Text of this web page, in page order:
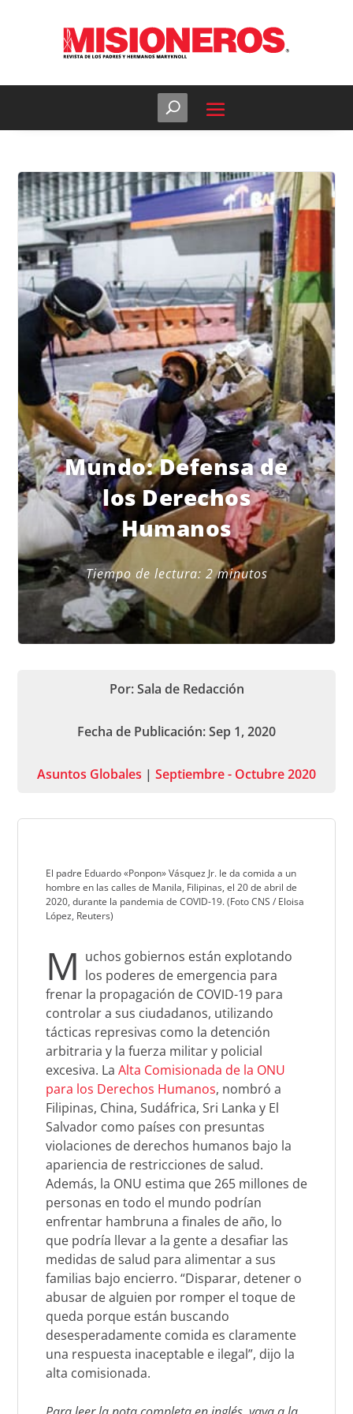
Mundo: Defensa de
los Derechos
Humanos
Tiempo de lectura: 2 minutos
Por: Sala de Redacción
Fecha de Publicación: Sep 1, 2020
Asuntos Globales | Septiembre - Octubre 2020
El padre Eduardo «Ponpon» Vásquez Jr. le da comida a un
hombre en las calles de Manila, Filipinas, el 20 de abril de
2020, durante la pandemia de COVID-19. (Foto CNS / Eloisa
López, Reuters)
M uchos gobiernos están explotando
los poderes de emergencia para
frenar la propagación de COVID-19 para
controlar a sus ciudadanos, utilizando
tácticas represivas como la detención
arbitraria y la fuerza militar y policial
excesiva. La Alta Comisionada de la ONU
para los Derechos Humanos, nombró a
Filipinas, China, Sudáfrica, Sri Lanka y El
Salvador como países con presuntas
violaciones de derechos humanos bajo la
apariencia de restricciones de salud.
Además, la ONU estima que 265 millones de
personas en todo el mundo podrían
enfrentar hambruna a finales de año, lo
que podría llevar a la gente a desafiar las
medidas de salud para alimentar a sus
familias bajo encierro. “Disparar, detener o
abusar de alguien por romper el toque de
queda porque están buscando
desesperadamente comida es claramente
una respuesta inaceptable e ilegal”, dijo la
alta comisionada.